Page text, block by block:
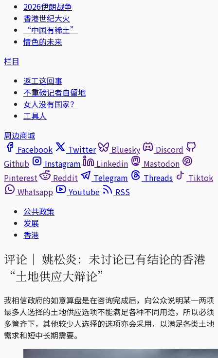
2026伊朗战争
香港世纪大火
“中国有稀土”
情色的未来
栏目
返工这回事
不重磅记者自留地
女人没有国家？
工具人
周边商城
Facebook
Twitter Bluesky
Discord
Github
Instagram Linkedin
Mastodon
Pinterest
Reddit Telegram Threads
Tiktok
Whatsapp
Youtube
RSS
公共政策
发展
香港
评论｜ 姚松炎：未讨论已有结论的香港
“土地供应大辩论”
我相信政府的如意算盘是在咨询完成后，向公众说明某一两项
最多人选择的土地供应选项不能满足各种不同用途，所以必须
多管齐下，其他较少人选择的选项亦会采用，以满足各类土地
需求和短中长期需要。